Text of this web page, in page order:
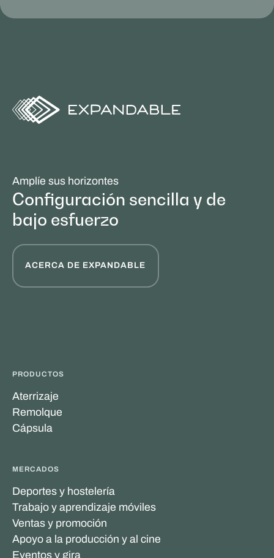
Amplíe sus horizontes
Configuración sencilla y de
bajo esfuerzo
ACERCA DE EXPANDABLE
PRODUCTOS
Aterrizaje
Remolque
Cápsula
MERCADOS
Deportes y hostelería
Trabajo y aprendizaje móviles
Ventas y promoción
Apoyo a la producción y al cine
Eventos y gira